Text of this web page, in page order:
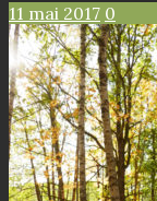
11 mai 2017 0